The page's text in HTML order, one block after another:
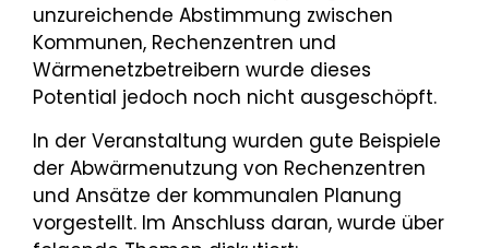
unzureichende Abstimmung zwischen
Kommunen, Rechenzentren und
Wärmenetzbetreibern wurde dieses
Potential jedoch noch nicht ausgeschöpft.
In der Veranstaltung wurden gute Beispiele
der Abwärmenutzung von Rechenzentren
und Ansätze der kommunalen Planung
vorgestellt. Im Anschluss daran, wurde über